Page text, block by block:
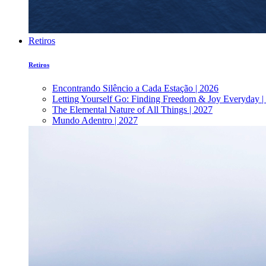
Retiros
Retiros
Encontrando Silêncio a Cada Estação | 2026
Letting Yourself Go: Finding Freedom & Joy Everyday |
The Elemental Nature of All Things | 2027
Mundo Adentro | 2027